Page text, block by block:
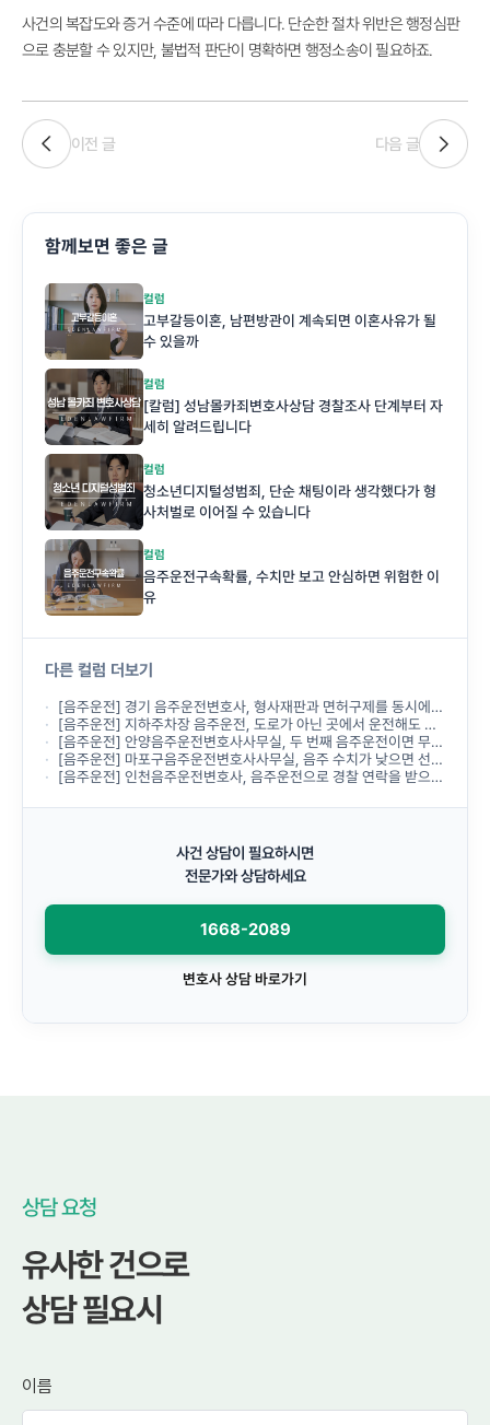
사건의 복잡도와 증거 수준에 따라 다릅니다. 단순한 절차 위반은 행정심판
으로 충분할 수 있지만, 불법적 판단이 명확하면 행정소송이 필요하죠.
이전 글 다음 글
함께보면 좋은 글
컬럼
고부갈등이혼, 남편방관이 계속되면 이혼사유가 될
수 있을까
컬럼
[칼럼] 성남몰카죄변호사상담 경찰조사 단계부터 자
세히 알려드립니다
컬럼
청소년디지털성범죄, 단순 채팅이라 생각했다가 형
사처벌로 이어질 수 있습니다
컬럼
음주운전구속확률, 수치만 보고 안심하면 위험한 이
유
다른 컬럼 더보기
[음주운전] 경기 음주운전변호사, 형사재판과 면허구제를 동시에 진행할 수 있나요?
[음주운전] 지하주차장 음주운전, 도로가 아닌 곳에서 운전해도 처벌받나요?
[음주운전] 안양음주운전변호사사무실, 두 번째 음주운전이면 무조건 실형인가요?
[음주운전] 마포구음주운전변호사사무실, 음주 수치가 낮으면 선처받을 수 있나요?
[음주운전] 인천음주운전변호사, 음주운전으로 경찰 연락을 받으면 바로 상담해야 하나요?
사건 상담이 필요하시면
전문가와 상담하세요
1668-2089
변호사 상담 바로가기
상담 요청
유사한 건으로
상담 필요시
이름